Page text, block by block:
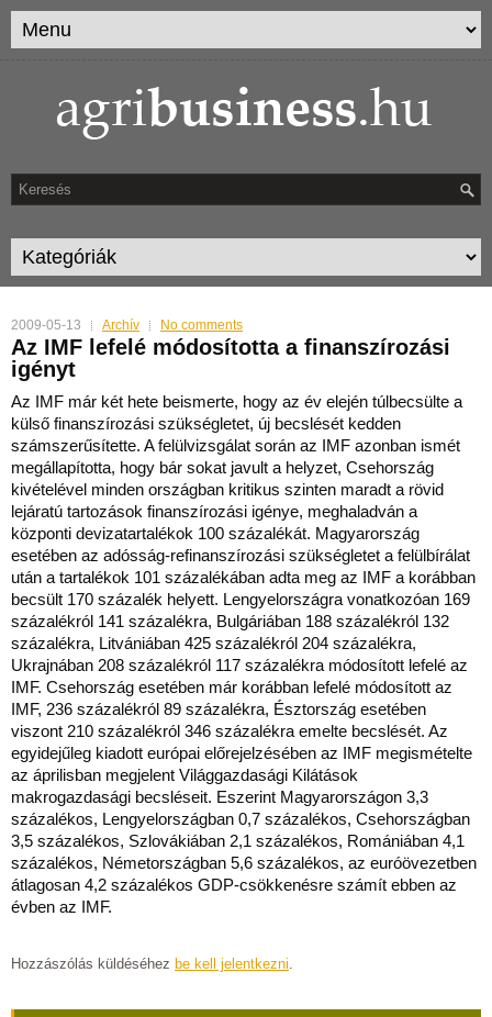
2009-05-13 Archív No comments
Az IMF lefelé módosította a finanszírozási
igényt
Az IMF már két hete beismerte, hogy az év elején túlbecsülte a
külső finanszírozási szükségletet, új becslését kedden
számszerűsítette. A felülvizsgálat során az IMF azonban ismét
megállapította, hogy bár sokat javult a helyzet, Csehország
kivételével minden országban kritikus szinten maradt a rövid
lejáratú tartozások finanszírozási igénye, meghaladván a
központi devizatartalékok 100 százalékát. Magyarország
esetében az adósság-refinanszírozási szükségletet a felülbírálat
után a tartalékok 101 százalékában adta meg az IMF a korábban
becsült 170 százalék helyett. Lengyelországra vonatkozóan 169
százalékról 141 százalékra, Bulgáriában 188 százalékról 132
százalékra, Litvániában 425 százalékról 204 százalékra,
Ukrajnában 208 százalékról 117 százalékra módosított lefelé az
IMF. Csehország esetében már korábban lefelé módosított az
IMF, 236 százalékról 89 százalékra, Észtország esetében
viszont 210 százalékról 346 százalékra emelte becslését. Az
egyidejűleg kiadott európai előrejelzésében az IMF megismételte
az áprilisban megjelent Világgazdasági Kilátások
makrogazdasági becsléseit. Eszerint Magyarországon 3,3
százalékos, Lengyelországban 0,7 százalékos, Csehországban
3,5 százalékos, Szlovákiában 2,1 százalékos, Romániában 4,1
százalékos, Németországban 5,6 százalékos, az euróövezetben
átlagosan 4,2 százalékos GDP-csökkenésre számít ebben az
évben az IMF.
Hozzászólás küldéséhez be kell jelentkezni.